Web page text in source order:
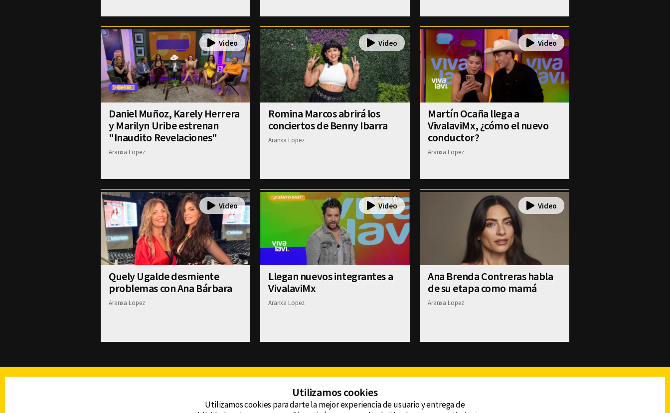
Daniel Muñoz, Karely Herrera
y Marilyn Uribe estrenan
"Inaudito Revelaciones"
Aranxa Lopez
Romina Marcos abrirá los
conciertos de Benny Ibarra
Aranxa Lopez
Martín Ocaña llega a
VivalaviMx, ¿cómo el nuevo
conductor?
Aranxa Lopez
Quely Ugalde desmiente
problemas con Ana Bárbara
Aranxa Lopez
Llegan nuevos integrantes a
VivalaviMx
Aranxa Lopez
Ana Brenda Contreras habla
de su etapa como mamá
Aranxa Lopez
Utilizamos cookies
Utilizamos cookies para darte la mejor experiencia de usuario y entrega de